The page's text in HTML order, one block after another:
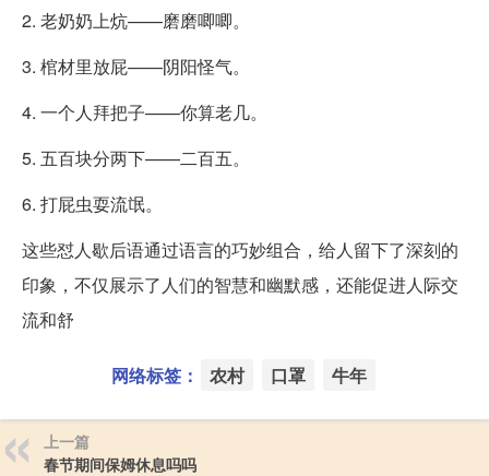
2. 老奶奶上炕——磨磨唧唧。
3. 棺材里放屁——阴阳怪气。
4. 一个人拜把子——你算老几。
5. 五百块分两下——二百五。
6. 打屁虫耍流氓。
这些怼人歇后语通过语言的巧妙组合，给人留下了深刻的
印象，不仅展示了人们的智慧和幽默感，还能促进人际交
流和舒
网络标签： 农村 口罩 牛年
上一篇
春节期间保姆休息吗吗